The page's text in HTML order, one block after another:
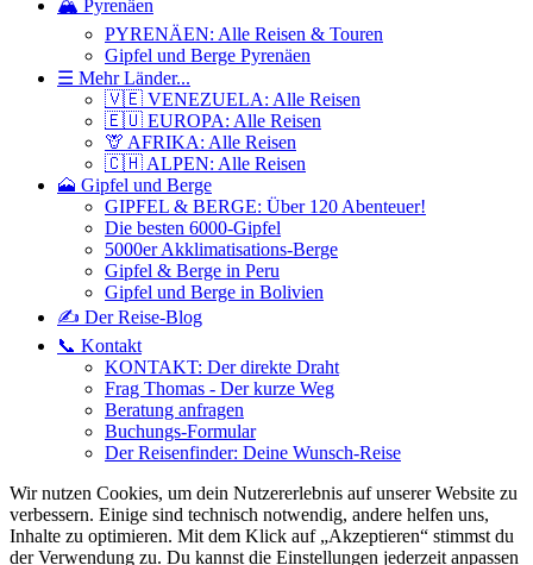
🏔️ Pyrenäen
PYRENÄEN: Alle Reisen & Touren
Gipfel und Berge Pyrenäen
☰ Mehr Länder...
🇻🇪 VENEZUELA: Alle Reisen
🇪🇺 EUROPA: Alle Reisen
🦒 AFRIKA: Alle Reisen
🇨🇭 ALPEN: Alle Reisen
🗻 Gipfel und Berge
GIPFEL & BERGE: Über 120 Abenteuer!
Die besten 6000-Gipfel
5000er Akklimatisations-Berge
Gipfel & Berge in Peru
Gipfel und Berge in Bolivien
✍️ Der Reise-Blog
📞 Kontakt
KONTAKT: Der direkte Draht
Frag Thomas - Der kurze Weg
Beratung anfragen
Buchungs-Formular
Der Reisenfinder: Deine Wunsch-Reise
Wir nutzen Cookies, um dein Nutzererlebnis auf unserer Website zu
verbessern. Einige sind technisch notwendig, andere helfen uns,
Inhalte zu optimieren. Mit dem Klick auf „Akzeptieren“ stimmst du
der Verwendung zu. Du kannst die Einstellungen jederzeit anpassen